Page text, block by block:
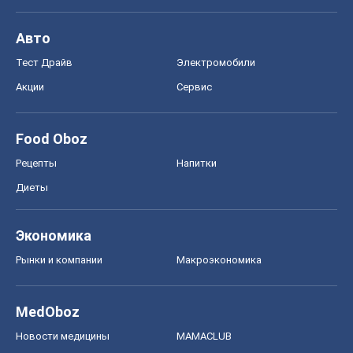
Авто
Тест Драйв Электромобили
Акции Сервис
Food Oboz
Рецепты Напитки
Диеты
Экономика
Рынки и компании Mакроэкономика
MedOboz
Новости медицины MAMACLUB